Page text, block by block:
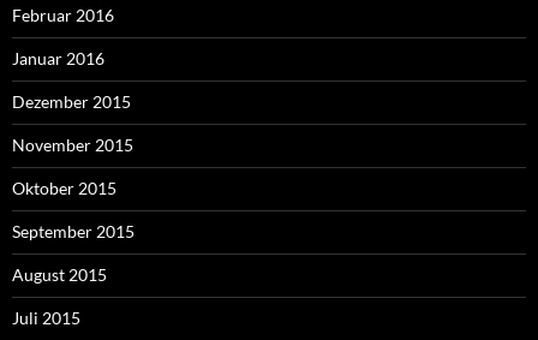
Februar 2016
Januar 2016
Dezember 2015
November 2015
Oktober 2015
September 2015
August 2015
Juli 2015